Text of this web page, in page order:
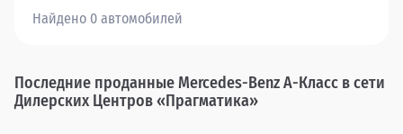
Найдено 0 автомобилей
Последние проданные Mercedes-Benz A-Класс в сети
Дилерских Центров «Прагматика»